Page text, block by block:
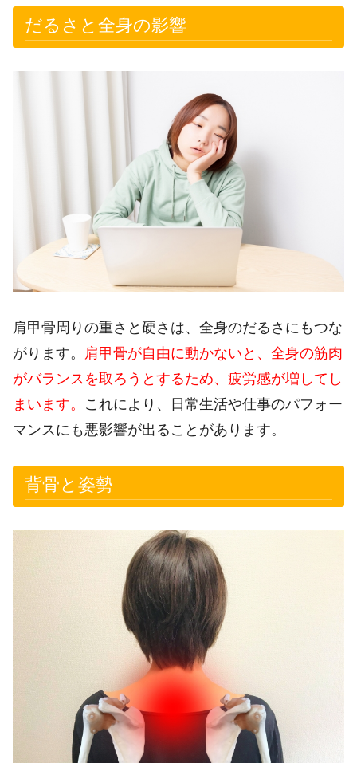
だるさと全身の影響
肩甲骨周りの重さと硬さは、全身のだるさにもつな
がります。 肩甲骨が自由に動かないと、全身の筋肉
がバランスを取ろうとするため、疲労感が増してし
まいます。 これにより、日常生活や仕事のパフォー
マンスにも悪影響が出ることがあります。
背骨と姿勢